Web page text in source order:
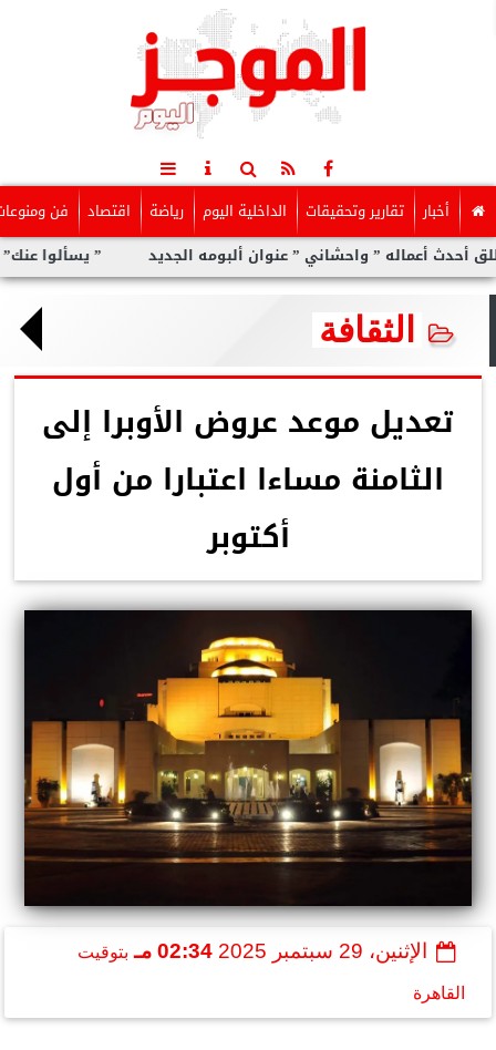
أخبار تقارير وتحقيقات الداخلية اليوم رياضة اقتصاد فن
” يسألوا عنك” أولى ” واحشاني ” عنوان ألبومه الجديد
الثقافة
تعديل موعد عروض الأوبرا إلى
الثامنة مساءا اعتبارا من أول
أكتوبر
الإثنين، 29 سبتمبر 2025 02:34 مـ بتوقيت
القاهرة